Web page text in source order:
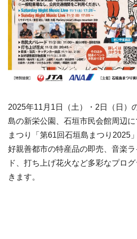
2025年11月1日（土）・2日（日）
島の新栄公園、石垣市民会館周辺
まつり「第61回石垣島まつり2025
好親善都市の特産品の即売、音楽
ド、打ち上げ花火など多彩なプロ
きます。